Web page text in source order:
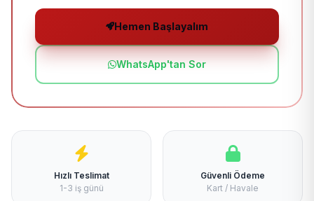
Hemen Başlayalım
WhatsApp'tan Sor
Hızlı Teslimat
1-3 iş günü
Güvenli Ödeme
Kart / Havale